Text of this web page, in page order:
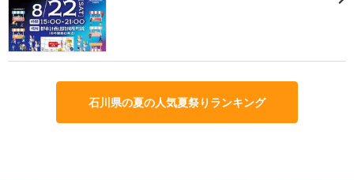
石川県の夏の人気夏祭りランキング